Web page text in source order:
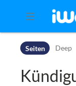
Zur Hauptnavigation
Zum Arbeitsbereich
Seiten Deep